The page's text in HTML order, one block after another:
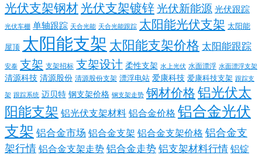
光伏支架钢材光伏支架镀锌光伏新能源 光伏跟踪
光伏车棚 单轴跟踪 天合光能 天合光能跟踪 太阳能光伏支架 太阳能
屋顶 太阳能支架 太阳能支架价格 太阳能跟踪
安泰 支架 支架招标 支架设计 柔性支架 水上光伏 水面漂浮 水面漂浮支架
清源科技 清源股份 清源股份支架 漂浮电站 爱康科技 爱康科技支架 跟踪支
架 跟踪系统 迈贝特 钢支架价格 钢支架走势 钢材价格 铝光伏太
阳能支架 铝光伏支架材料 铝合金价格 铝合金光伏
支架 铝合金市场 铝合金支架 铝合金支架价格 铝合金支
架行情 铝合金支架走势 铝合金走势 铝支架材料行情 铝锭